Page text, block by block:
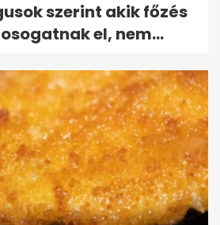
szerint akik főzés
el, nem...